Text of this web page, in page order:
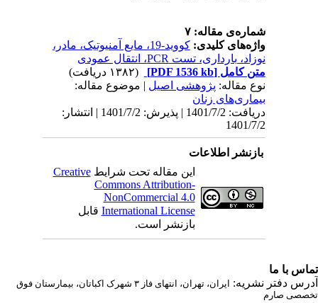
شماره‌ی مقاله: ۷
واژه‌های کلیدی:
کووید-19، مایع آمنیوتیک، مادر،
نوزاد، بارداری، تست PCR، انتقال عمودی
متن کامل[PDF 1536 kb]
نوع مقاله:پژوهشی اصيل| موضوع مقاله:
بيماری‌های زنان
دریافت: 1401/7/2 | پذیرش: 1401/7/2 | انتشار:
1401/7/2
بازنشر اطلاعات
این مقاله تحت شرایطCreative
Commons Attribution-
NonCommercial 4.0
International Licenseقابل
بازنشر است.
با ما
دفتر نشریه:
ایران، تهران، انتهای فاز ۳ شهرک اکباتان، بیمارستان فوق
صارم